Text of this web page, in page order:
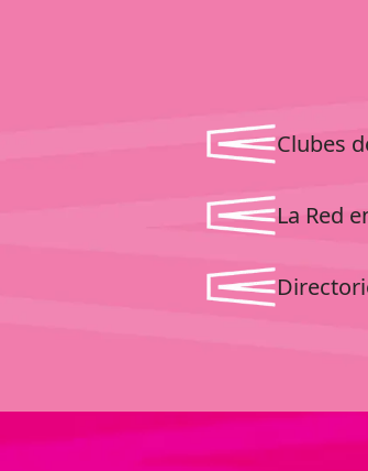
Clubes
La Red